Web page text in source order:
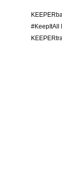
#KeepItAll